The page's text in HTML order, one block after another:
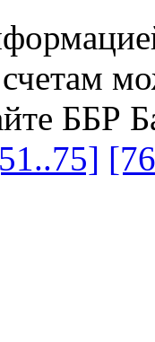
ББР